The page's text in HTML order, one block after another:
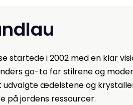
startede i 2002 med en klar
go-to for stilrene og
udvalgte ædelstene og
på jordens ressourcer.